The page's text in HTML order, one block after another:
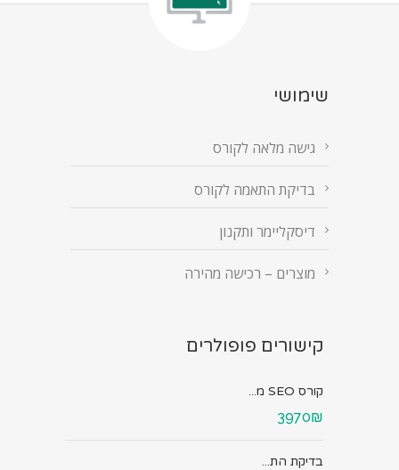
שימושי
גישה מלאה לקורס
בדיקת התאמה לקורס
דיסקליימר ותקנון
מוצרים – רכישה מהירה
קישורים פופולרים
קורס SEO מ...
3970₪
בדיקת הת...